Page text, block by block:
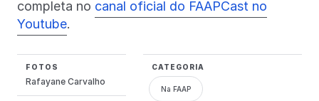
completa no canal oficial do FAAPCast no
Youtube.
FOTOS
Rafayane Carvalho
CATEGORIA
Na FAAP